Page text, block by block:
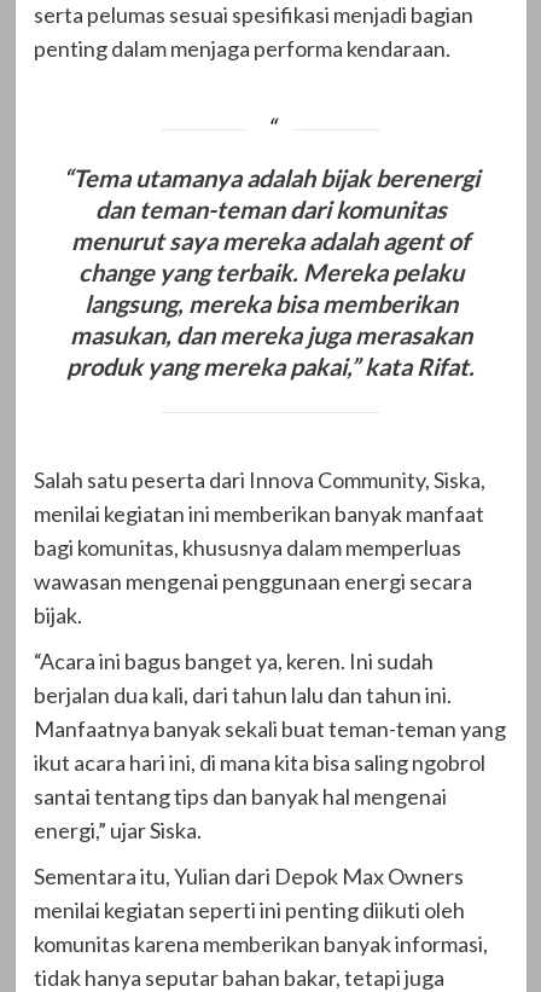
serta pelumas sesuai spesifikasi menjadi bagian
penting dalam menjaga performa kendaraan.
“Tema utamanya adalah bijak berenergi
dan teman-teman dari komunitas
menurut saya mereka adalah agent of
change yang terbaik. Mereka pelaku
langsung, mereka bisa memberikan
masukan, dan mereka juga merasakan
produk yang mereka pakai,” kata Rifat.
Salah satu peserta dari Innova Community, Siska,
menilai kegiatan ini memberikan banyak manfaat
bagi komunitas, khususnya dalam memperluas
wawasan mengenai penggunaan energi secara
bijak.
“Acara ini bagus banget ya, keren. Ini sudah
berjalan dua kali, dari tahun lalu dan tahun ini.
Manfaatnya banyak sekali buat teman-teman yang
ikut acara hari ini, di mana kita bisa saling ngobrol
santai tentang tips dan banyak hal mengenai
energi,” ujar Siska.
Sementara itu, Yulian dari Depok Max Owners
menilai kegiatan seperti ini penting diikuti oleh
komunitas karena memberikan banyak informasi,
tidak hanya seputar bahan bakar, tetapi juga